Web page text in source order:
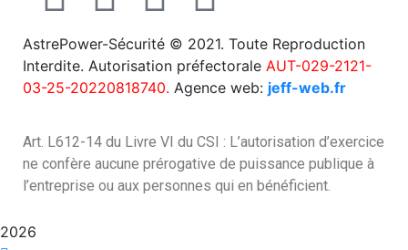
AstrePower-Sécurité © 2021. Toute Reproduction
Interdite. Autorisation préfectorale AUT-029-2121-
03-25-20220818740. Agence web: jeff-web.fr
Art. L612-14 du Livre VI du CSI : L’autorisation d’exercice
ne confère aucune prérogative de puissance publique à
l’entreprise ou aux personnes qui en bénéficient.
2026